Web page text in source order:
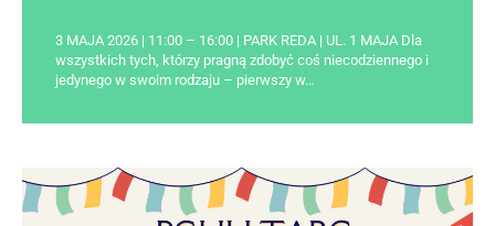
3 MAJA 2026 | 11:00 – 16:00 | PARK REDA | UL. 1 MAJA Dla
wszystkich tych, którzy pragną zdobyć coś niecodziennego i
jedynego w swoim rodzaju – pierwszy w…